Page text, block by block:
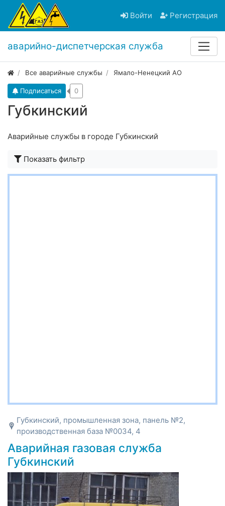
Войти Регистрация
аварийно-диспетчерская служба
Все аварийные службы Ямало-Ненецкий АО
Губкинский
Подписаться 0
Аварийные службы в городе Губкинский
Показать фильтр
Губкинский, промышленная зона, панель №2,
производственная база №0034, 4
Аварийная газовая служба
Губкинский